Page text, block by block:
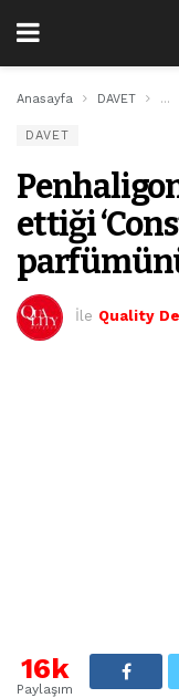
Anasayfa DAVET
DAVET
ettiği
İle Quality
16k
Paylaşım